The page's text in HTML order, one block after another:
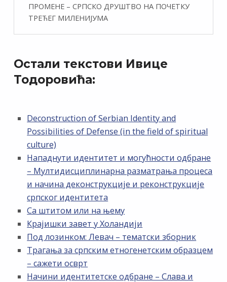
ПРОМЕНЕ – СРПСКО ДРУШТВО НА ПОЧЕТКУ
ТРЕЋЕГ МИЛЕНИЈУМА
Остали текстови Ивице
Тодоровића:
Deconstruction of Serbian Identity and
Possibilities of Defense (in the field of spiritual
culture)
Нападнути идентитет и могућности одбране
– Мултидисциплинарна разматрања процеса
и начина деконструкције и реконструкције
српског идентитета
Са штитом или на њему
Крајишки завет у Холандији
Под лозинком: Левач – тематски зборник
Трагања за српским етногенетским образцем
– сажети осврт
Начини идентитетске одбране – Слава и